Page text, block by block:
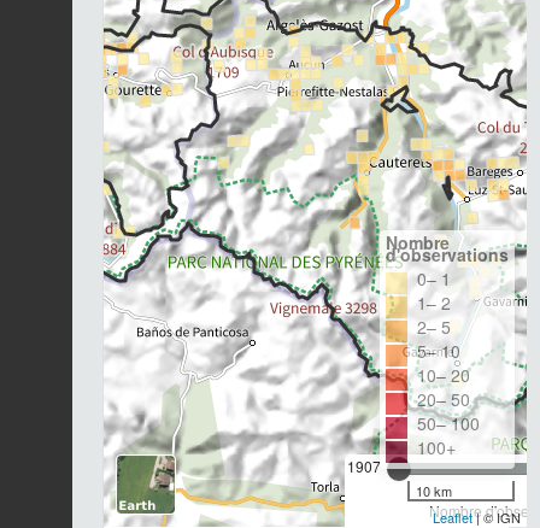
1907
Nombre
Nombre
d'observations
0– 1
1– 2
2– 5
5– 10
10– 20
20– 50
50– 100
100+
10 km
Leaflet| © IGN